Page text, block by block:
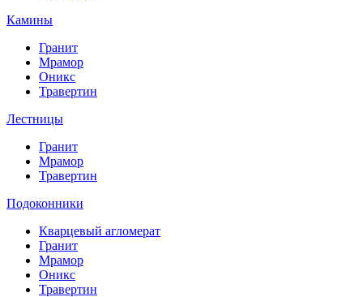
Камины
Гранит
Мрамор
Оникс
Травертин
Лестницы
Гранит
Мрамор
Травертин
Подоконники
Кварцевый агломерат
Гранит
Мрамор
Оникс
Травертин